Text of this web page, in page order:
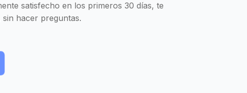
satisfecho en los primeros 30 días, te
hacer preguntas.